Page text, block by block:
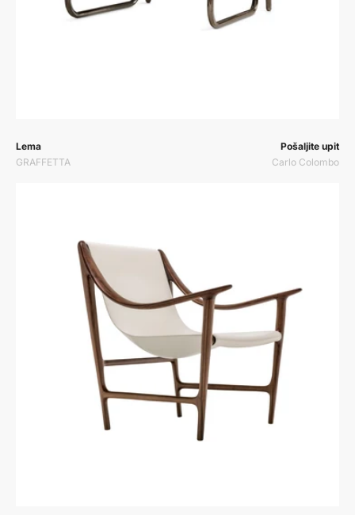
Prodavač:
Lema
GRAFFETTA
Prodavač:
Pošaljite upit
Carlo Colombo